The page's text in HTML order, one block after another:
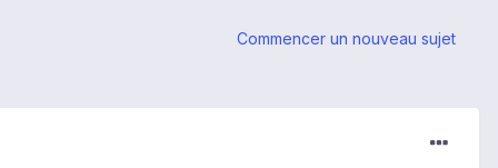
Commencer un nouveau sujet